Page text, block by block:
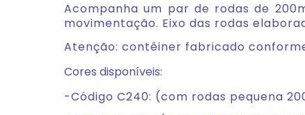
Acompanha um par de rodas de
movimentação. Eixo das rodas
Atenção: contêiner fabricado
Cores disponíveis:
-Código C240: (com rodas pequena